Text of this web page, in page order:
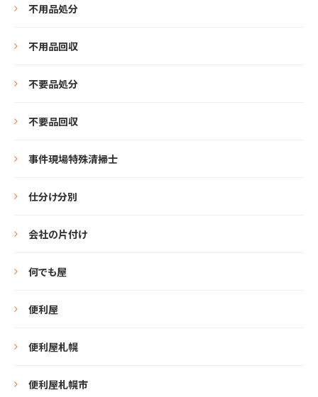
不用品処分
不用品回収
不要品処分
不要品回収
事件現場特殊清掃士
仕分け分別
会社の片付け
何でも屋
便利屋
便利屋札幌
便利屋札幌市